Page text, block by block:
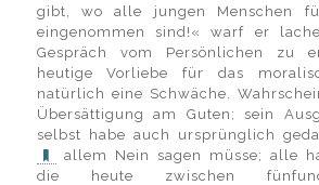
gibt, wo alle jungen Menschen
eingenommen sind!« warf er
Gespräch vom Persönlichen zu
heutige Vorliebe für das
natürlich eine Schwäche.
Übersättigung am Guten; sein
selbst habe auch ursprünglich
allem Nein sagen müsse; alle
die heute zwischen